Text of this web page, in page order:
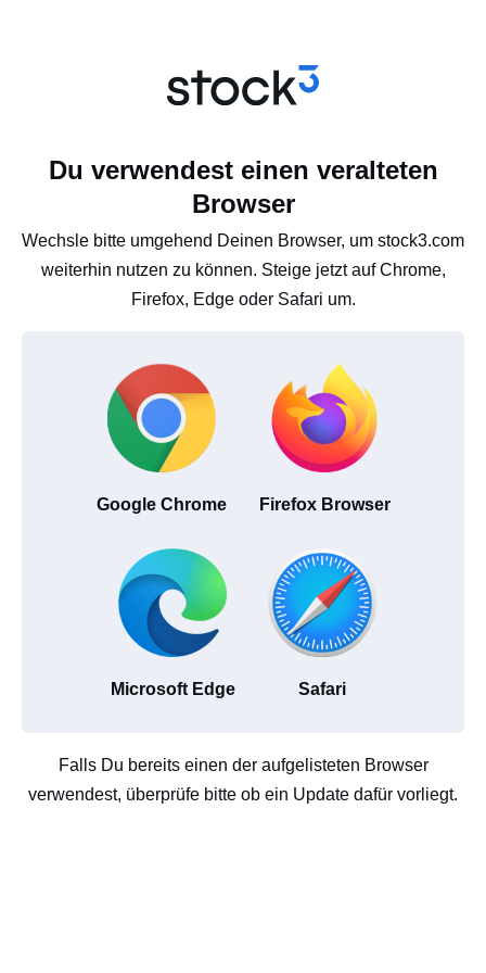
Du verwendest einen veralteten
Browser
Wechsle bitte umgehend Deinen Browser, um stock3.com
weiterhin nutzen zu können. Steige jetzt auf Chrome,
Firefox, Edge oder Safari um.
Google Chrome Firefox Browser
Microsoft Edge Safari
Falls Du bereits einen der aufgelisteten Browser
verwendest, überprüfe bitte ob ein Update dafür vorliegt.